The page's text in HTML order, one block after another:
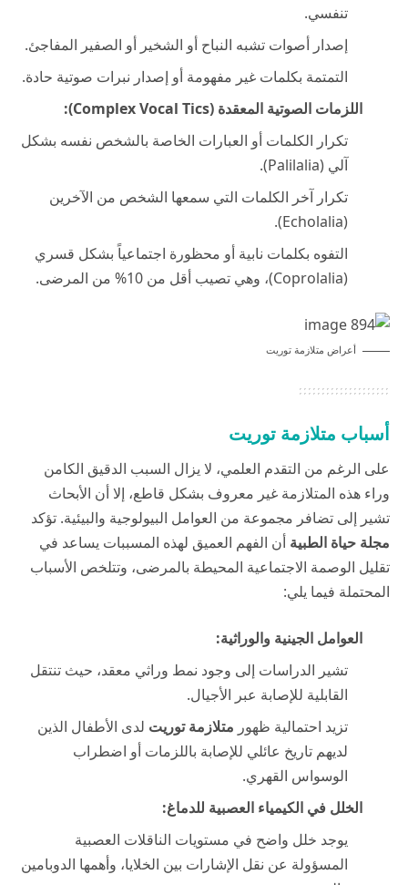
تنفسي.
إصدار أصوات تشبه النباح أو الشخير أو الصفير المفاجئ.
التمتمة بكلمات غير مفهومة أو إصدار نبرات صوتية حادة.
اللزمات الصوتية المعقدة (Complex Vocal Tics):
تكرار الكلمات أو العبارات الخاصة بالشخص نفسه بشكل
آلي (Palilalia).
تكرار آخر الكلمات التي سمعها الشخص من الآخرين
(Echolalia).
التفوه بكلمات نابية أو محظورة اجتماعياً بشكل قسري
(Coprolalia)، وهي تصيب أقل من 10% من المرضى.
أعراض متلازمة توريت
أسباب متلازمة توريت
على الرغم من التقدم العلمي، لا يزال السبب الدقيق الكامن
وراء هذه المتلازمة غير معروف بشكل قاطع، إلا أن الأبحاث
تشير إلى تضافر مجموعة من العوامل البيولوجية والبيئية. تؤكد
مجلة حياة الطبية أن الفهم العميق لهذه المسببات يساعد في
تقليل الوصمة الاجتماعية المحيطة بالمرضى، وتتلخص الأسباب
المحتملة فيما يلي:
العوامل الجينية والوراثية:
تشير الدراسات إلى وجود نمط وراثي معقد، حيث تنتقل
القابلية للإصابة عبر الأجيال.
تزيد احتمالية ظهور متلازمة توريت لدى الأطفال الذين
لديهم تاريخ عائلي للإصابة باللزمات أو اضطراب
الوسواس القهري.
الخلل في الكيمياء العصبية للدماغ:
يوجد خلل واضح في مستويات الناقلات العصبية
المسؤولة عن نقل الإشارات بين الخلايا، وأهمها الدوبامين